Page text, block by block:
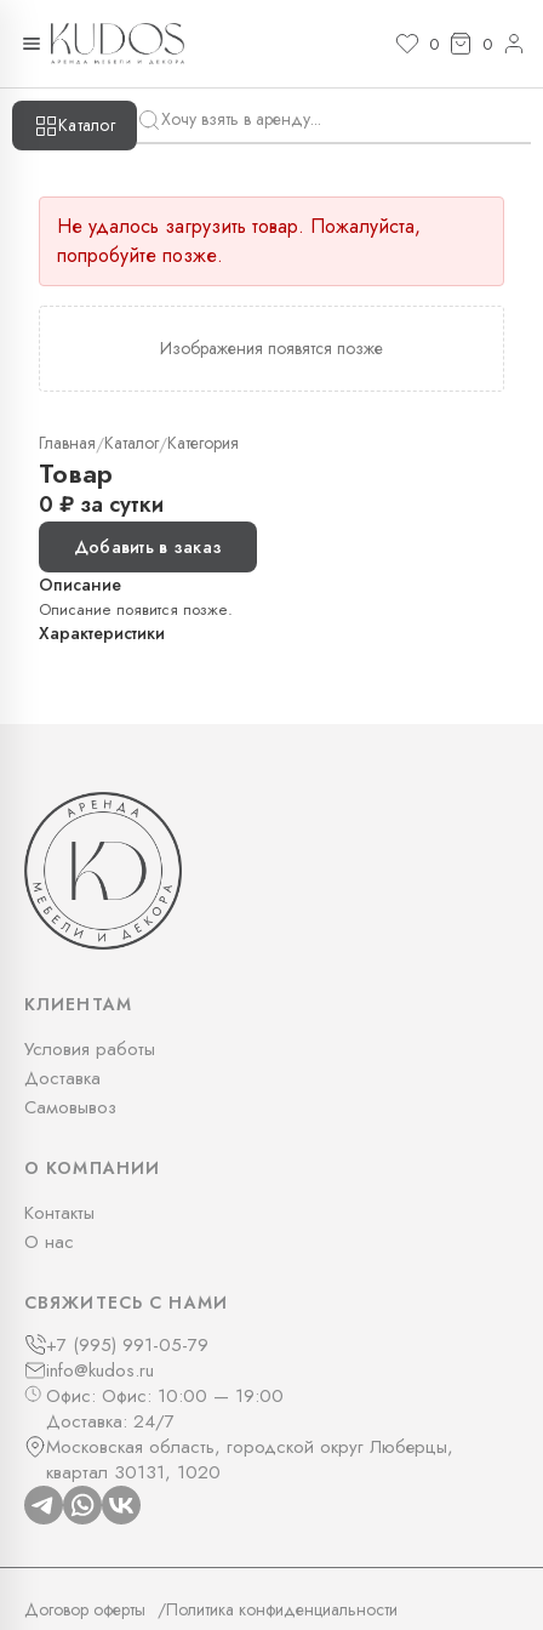
0 0
Каталог
Не удалось загрузить товар. Пожалуйста,
попробуйте позже.
Изображения появятся позже
Главная/Каталог/Категория
Товар
0 ₽ за сутки
Добавить в заказ
Описание
Описание появится позже.
Характеристики
КЛИЕНТАМ
Условия работы
Доставка
Самовывоз
О КОМПАНИИ
Контакты
О нас
СВЯЖИТЕСЬ С НАМИ
+7 (995) 991-05-79
info@kudos.ru
Офис: Офис: 10:00 — 19:00
Доставка: 24/7
Московская область, городской округ Люберцы,
квартал 30131, 1020
Договор оферты Политика конфиденциальности